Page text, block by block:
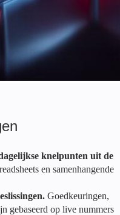
knelpunten uit de
en samenhangende
Goedkeuringen,
gebaseerd op live nummers